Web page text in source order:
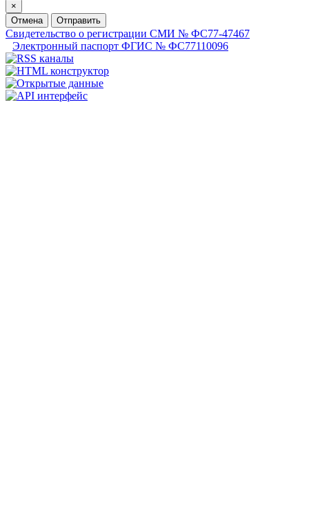
×
Отмена
Отправить
Свидетельство о регистрации СМИ № ФС77-47467
Электронный паспорт ФГИС № ФС77110096